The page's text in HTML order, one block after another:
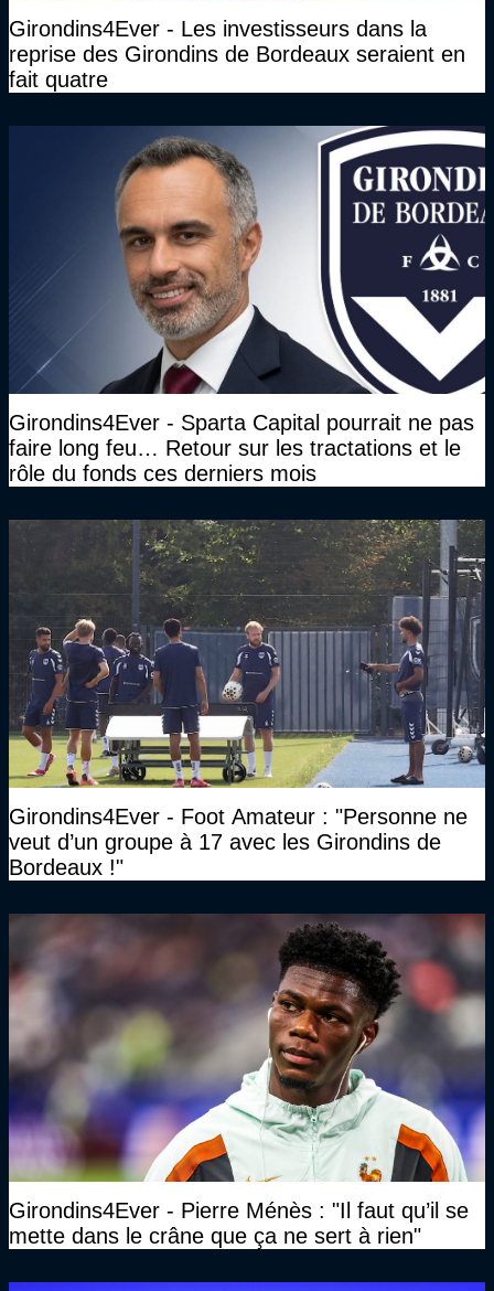
Girondins4Ever - Les investisseurs dans la
reprise des Girondins de Bordeaux seraient en
fait quatre
Girondins4Ever - Sparta Capital pourrait ne pas
faire long feu… Retour sur les tractations et le
rôle du fonds ces derniers mois
Girondins4Ever - Foot Amateur : "Personne ne
veut d’un groupe à 17 avec les Girondins de
Bordeaux !"
Girondins4Ever - Pierre Ménès : "Il faut qu’il se
mette dans le crâne que ça ne sert à rien"